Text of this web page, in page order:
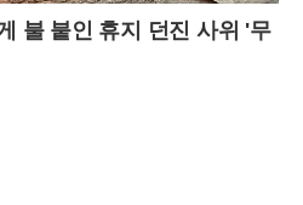
불 붙인 휴지 던진 사위 '무